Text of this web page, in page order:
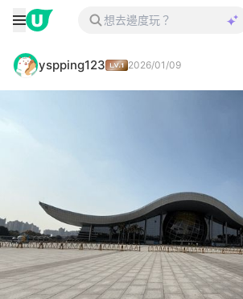
yspping123 2026/01/09